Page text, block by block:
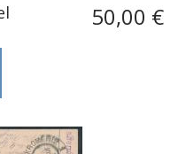
50,00 €